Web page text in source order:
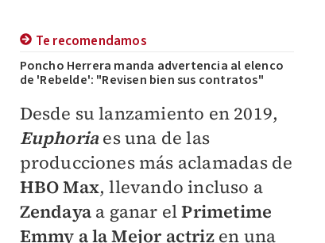
Te recomendamos
Poncho Herrera manda advertencia al elenco
de 'Rebelde': "Revisen bien sus contratos"
Desde su lanzamiento en 2019,
Euphoriaes una de las
producciones más aclamadas de
HBO Max, llevando incluso a
Zendayaa ganar elPrimetime
Emmy a la Mejor actrizen una